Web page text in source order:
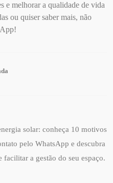
e melhorar a qualidade de vida
ou quiser saber mais, não
solar: conheça 10 motivos
pelo WhatsApp e descubra
a gestão do seu espaço.